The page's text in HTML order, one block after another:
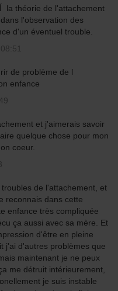
la théorie de l'attachement
l'observation des
d'un éventuel trouble.
de problème de l
enfance
et j'aimerais savoir
quelque chose pour mon
coeur.
de l'attachement, et
reconnais dans cette
enfance très compliquée
ça aussi avec sa mère. Et
d'être en pleine
j'ai d'autres problèmes que
maintenant je ne peux
me détruit intérieurement,
je suis instable